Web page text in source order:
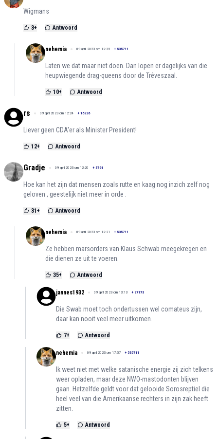
Wigmans
3+ Antwoord
nehemia 09 april 2023 om 12:35 + 535711
Laten we dat maar niet doen. Dan lopen er dagelijks van die
heupwiegende drag-queens door de Trêveszaal.
10+ Antwoord
rs 09 april 2023 om 12:24 + 16226
Liever geen CDA'er als Minister President!
12+ Antwoord
Gradje 09 april 2023 om 12:20 + 3761
Hoe kan het zijn dat mensen zoals rutte en kaag nog inzich zelf nog
geloven , geestelijk niet meer in orde .
31 + Antwoord
nehemia 09 april 2023 om 12:21 + 535711
Ze hebben marsorders van Klaus Schwab meegekregen en
die dienen ze uit te voeren.
35+ Antwoord
jannes1932 09 april 2023 om 13:13 + 27173
Die Swab moet toch ondertussen wel comateus zijn,
daar kan nooit veel meer uitkomen.
7+ Antwoord
nehemia 09 april 2023 om 17:57 + 535711
Ik weet niet met welke satanische energie zij zich telkens
weer opladen, maar deze NWO-mastodonten blijven
gaan. Hetzelfde geldt voor dat gelooide Sorosreptiel die
heel veel van die Amerikaanse rechters in zijn zak heeft
zitten.
5+ Antwoord